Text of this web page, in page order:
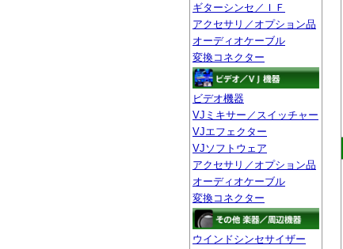
ギターシンセ／ＩＦ
アクセサリ／オプション品
オーディオケーブル
変換コネクター
ビデオ機器
VJミキサー／スイッチャー
VJエフェクター
VJソフトウェア
アクセサリ／オプション品
オーディオケーブル
変換コネクター
ウインドシンセサイザー